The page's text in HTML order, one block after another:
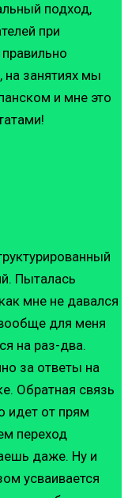
подход,
при
на занятиях мы
и мне это
Пыталась
мне не давался
вообще для меня
на раз-два.
за ответы на
Обратная связь
идет от прям
переход
даже. Ну и
усваивается